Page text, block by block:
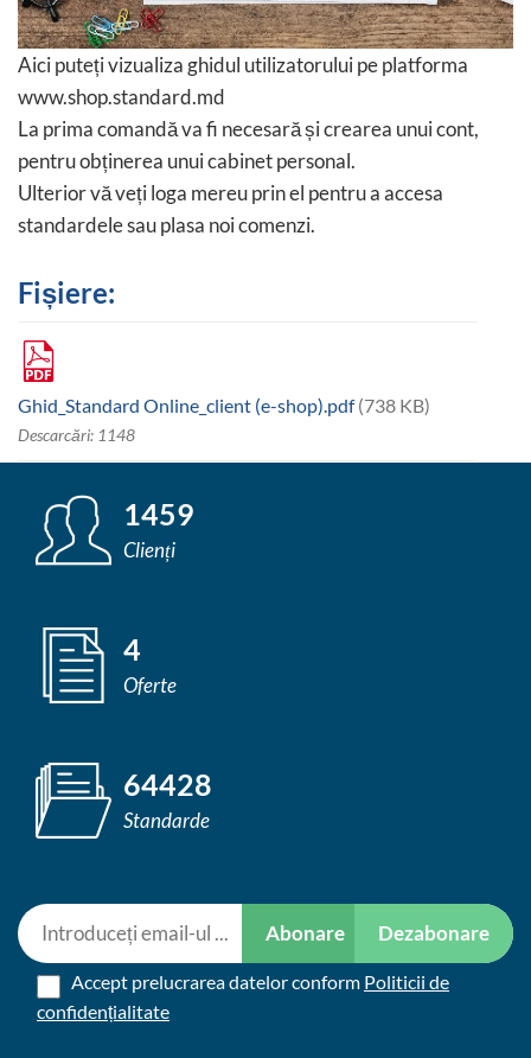
Aici puteți vizualiza ghidul utilizatorului pe platforma
www.shop.standard.md
La prima comandă va fi necesară și crearea unui cont,
pentru obținerea unui cabinet personal.
Ulterior vă veți loga mereu prin el pentru a accesa
standardele sau plasa noi comenzi.
Fișiere:
Ghid_Standard Online_client (e-shop).pdf(738 KB)
Descarcări: 1148
1459
Clienți
4
Oferte
64428
Standarde
Abonare Dezabonare
Accept prelucrarea datelor conform Politicii de
confidențialitate